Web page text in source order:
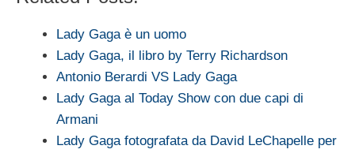
Lady Gaga è un uomo
Lady Gaga, il libro by Terry Richardson
Antonio Berardi VS Lady Gaga
Lady Gaga al Today Show con due capi di
Armani
Lady Gaga fotografata da David LeChapelle per